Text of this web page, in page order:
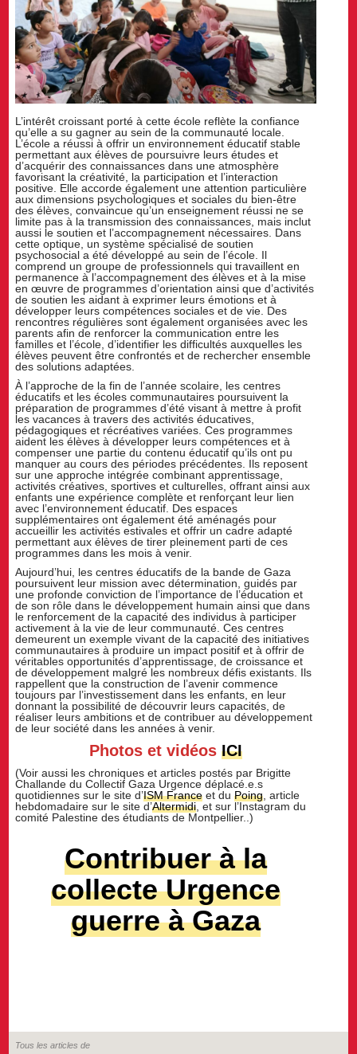
L’intérêt croissant porté à cette école reflète la confiance
qu’elle a su gagner au sein de la communauté locale.
L’école a réussi à offrir un environnement éducatif stable
permettant aux élèves de poursuivre leurs études et
d’acquérir des connaissances dans une atmosphère
favorisant la créativité, la participation et l’interaction
positive. Elle accorde également une attention particulière
aux dimensions psychologiques et sociales du bien-être
des élèves, convaincue qu’un enseignement réussi ne se
limite pas à la transmission des connaissances, mais inclut
aussi le soutien et l’accompagnement nécessaires. Dans
cette optique, un système spécialisé de soutien
psychosocial a été développé au sein de l’école. Il
comprend un groupe de professionnels qui travaillent en
permanence à l’accompagnement des élèves et à la mise
en œuvre de programmes d’orientation ainsi que d’activités
de soutien les aidant à exprimer leurs émotions et à
développer leurs compétences sociales et de vie. Des
rencontres régulières sont également organisées avec les
parents afin de renforcer la communication entre les
familles et l’école, d’identifier les difficultés auxquelles les
élèves peuvent être confrontés et de rechercher ensemble
des solutions adaptées.
À l’approche de la fin de l’année scolaire, les centres
éducatifs et les écoles communautaires poursuivent la
préparation de programmes d’été visant à mettre à profit
les vacances à travers des activités éducatives,
pédagogiques et récréatives variées. Ces programmes
aident les élèves à développer leurs compétences et à
compenser une partie du contenu éducatif qu’ils ont pu
manquer au cours des périodes précédentes. Ils reposent
sur une approche intégrée combinant apprentissage,
activités créatives, sportives et culturelles, offrant ainsi aux
enfants une expérience complète et renforçant leur lien
avec l’environnement éducatif. Des espaces
supplémentaires ont également été aménagés pour
accueillir les activités estivales et offrir un cadre adapté
permettant aux élèves de tirer pleinement parti de ces
programmes dans les mois à venir.
Aujourd’hui, les centres éducatifs de la bande de Gaza
poursuivent leur mission avec détermination, guidés par
une profonde conviction de l’importance de l’éducation et
de son rôle dans le développement humain ainsi que dans
le renforcement de la capacité des individus à participer
activement à la vie de leur communauté. Ces centres
demeurent un exemple vivant de la capacité des initiatives
communautaires à produire un impact positif et à offrir de
véritables opportunités d’apprentissage, de croissance et
de développement malgré les nombreux défis existants. Ils
rappellent que la construction de l’avenir commence
toujours par l’investissement dans les enfants, en leur
donnant la possibilité de découvrir leurs capacités, de
réaliser leurs ambitions et de contribuer au développement
de leur société dans les années à venir.
Photos et vidéos ICI
(Voir aussi les chroniques et articles postés par Brigitte
Challande du Collectif Gaza Urgence déplacé.e.s
quotidiennes sur le site d’ISM France et duPoing , article
hebdomadaire sur le site d’Altermidi , et sur l’Instagram du
comité Palestine des étudiants de Montpellier..)
Contribuer à la
collecte Urgence
guerre à Gaza
Tous les articles de